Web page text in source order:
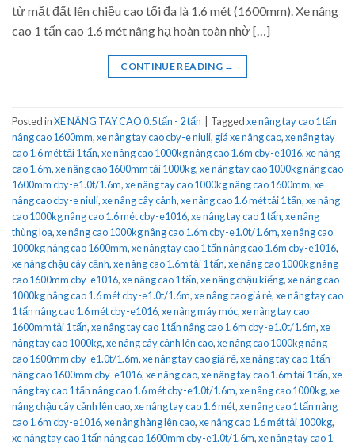
từ mặt đất lên chiều cao tối đa là 1.6 mét (1600mm). Xe nâng
cao 1 tấn cao 1.6 mét nâng hạ hoàn toàn nhờ […]
CONTINUE READING →
Posted inXE NÂNG TAY CAO 0.5 tấn - 2 tấn Taggedxe nâng tay cao 1 tấn
nâng cao 1600mm,xe nâng tay cao cby-e niuli, giá xe nâng cao,xe nâng tay
cao 1.6 mét tải 1 tấn,xe nâng cao 1000kg nâng cao 1.6m cby-e1016,xe nâng
cao 1.6m,xe nâng cao 1600mm tải 1000kg,xe nâng tay cao 1000kg nâng cao
1600mm cby-e1.0t/1.6m,xe nâng tay cao 1000kg nâng cao 1600mm,xe
nâng cao cby-e niuli,xe nâng cây cảnh,xe nâng cao 1.6 mét tải 1 tấn,xe nâng
cao 1000kg nâng cao 1.6 mét cby-e1016,xe nâng tay cao 1 tấn,xe nâng
thùng loa,xe nâng cao 1000kg nâng cao 1.6m cby-e1.0t/1.6m,xe nâng cao
1000kg nâng cao 1600mm,xe nâng tay cao 1 tấn nâng cao 1.6m cby-e1016,
xe nâng chậu cây cảnh,xe nâng cao 1.6m tải 1 tấn,xe nâng cao 1000kg nâng
cao 1600mm cby-e1016,xe nâng cao 1 tấn,xe nâng chậu kiểng,xe nâng cao
1000kg nâng cao 1.6 mét cby-e1.0t/1.6m,xe nâng cao giá rẻ,xe nâng tay cao
1 tấn nâng cao 1.6 mét cby-e1016,xe nâng máy móc,xe nâng tay cao
1600mm tải 1 tấn,xe nâng tay cao 1 tấn nâng cao 1.6m cby-e1.0t/1.6m,xe
nâng tay cao 1000kg,xe nâng cây cảnh lên cao,xe nâng cao 1000kg nâng
cao 1600mm cby-e1.0t/1.6m,xe nâng tay cao giá rẻ,xe nâng tay cao 1 tấn
nâng cao 1600mm cby-e1016,xe nâng cao,xe nâng tay cao 1.6m tải 1 tấn,xe
nâng tay cao 1 tấn nâng cao 1.6 mét cby-e1.0t/1.6m,xe nâng cao 1000kg,xe
nâng chậu cây cảnh lên cao,xe nâng tay cao 1.6 mét,xe nâng cao 1 tấn nâng
cao 1.6m cby-e1016,xe nâng hàng lên cao,xe nâng cao 1.6 mét tải 1000kg,
xe nâng tay cao 1 tấn nâng cao 1600mm cby-e1.0t/1.6m,xe nâng tay cao 1